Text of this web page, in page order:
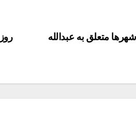
متعلق به عبدالله